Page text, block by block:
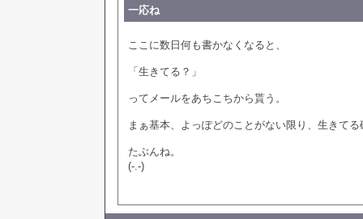
一応ね
ここに数日何も書かなくなると、
「生きてる？」
ってメールをあちこちから貰う。
まぁ基本、よっぽどのことがない限り、生きて
たぶんね。
(-.-)